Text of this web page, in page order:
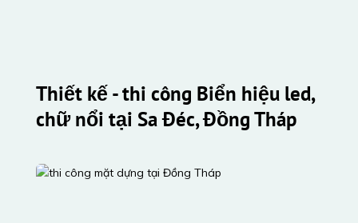
Thiết kế - thi công Biển hiệu led,
chữ nổi tại Sa Đéc, Đồng Tháp